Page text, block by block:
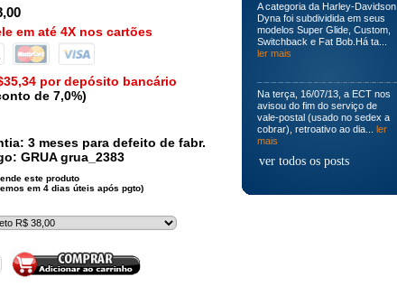
em até 4X nos cartões
por depósito bancário
de 7,0%)
3 meses para defeito de fabr.
GRUAgrua_2383
A categoria da Harley-Davidson
Dyna foi subdividida em seus
modelos Super Glide, Custom,
Switchback e Fat Bob.Há ta...
ler mais
Na terça, 16/07/13, a ECT nos
avisou do fim do serviço de
vale-postal (usado no sedex a
cobrar), retroativo ao dia... ler
mais
ver todos os posts